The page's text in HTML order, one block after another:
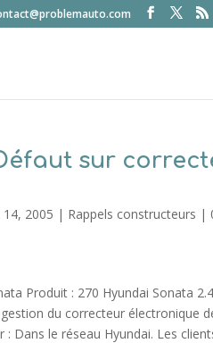
sur
14, 2005 | Rappels constructeurs |
Produit : 270 Hyundai Sonata
du correcteur électronique
: Dans le réseau Hyundai. Les